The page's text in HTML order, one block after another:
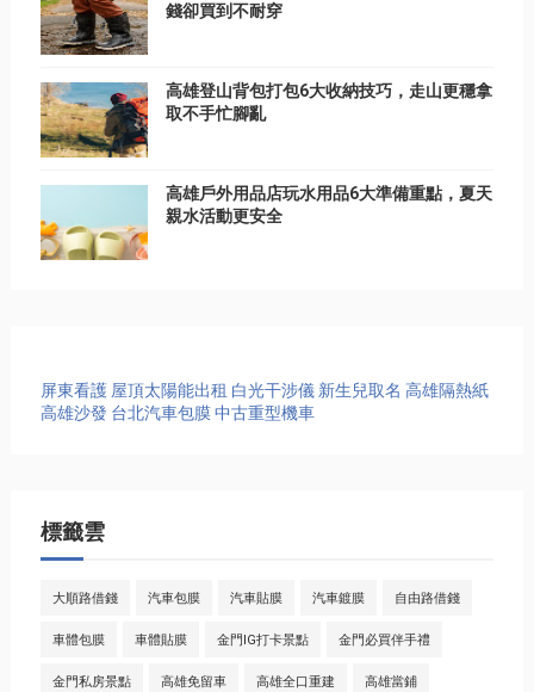
錢卻買到不耐穿
高雄登山背包打包6大收納技巧，走山更穩拿
取不手忙腳亂
高雄戶外用品店玩水用品6大準備重點，夏天
親水活動更安全
屏東看護 屋頂太陽能出租 白光干涉儀 新生兒取名 高雄隔熱紙
高雄沙發 台北汽車包膜中古重型機車
標籤雲
大順路借錢 汽車包膜 汽車貼膜 汽車鍍膜 自由路借錢
車體包膜 車體貼膜 金門IG打卡景點 金門必買伴手禮
金門私房景點 高雄免留車 高雄全口重建 高雄當鋪